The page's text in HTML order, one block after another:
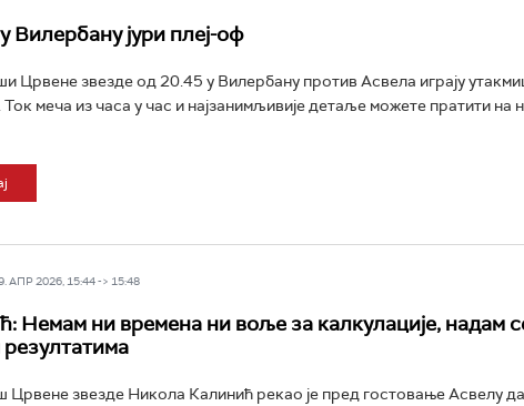
Вилербану јури плеј-оф
Црвене звезде од 20.45 у Вилербану против Асвела играју
Ток меча из часа у час и најзанимљивије детаље можете пратити на
АПР 2026, 15:44 -> 15:48
Немам ни времена ни воље за калкулације, надам
звезде Никола Калинић рекао је пред гостовање Асвелу